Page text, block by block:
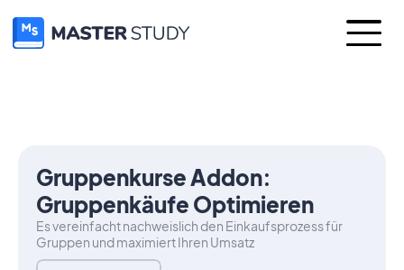
Gruppenkurse Addon:
Gruppenkäufe Optimieren
Es vereinfacht nachweislich den Einkaufsprozess für
Gruppen und maximiert Ihren Umsatz